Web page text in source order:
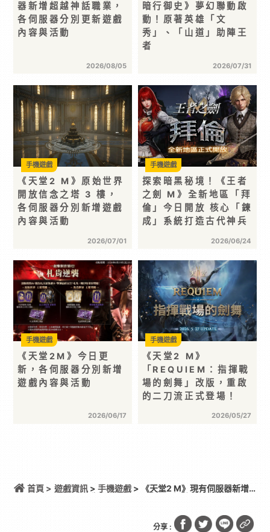
器新增超越神話職業，
各伺服器分別更新遊戲
內容與活動
2026/08/05
暗行御史》夢幻聯動啟
動！原著英雄「文
秀」、「山道」助陣王
者
2026/07/31
《天堂2 M》原始世界
開放信念之塔 3 樓，
各伺服器分別新增遊戲
內容與活動
2026/07/01
手機遊戲
探索暗黑秘境！《王者
之劍 M》全新地區「拜
倫」今日開放 核心「鍊
成」系統打造古代神兵
2026/06/24
手機遊戲
《天堂2M》今日更
新，各伺服器分別新增
遊戲內容與活動
2026/06/17
手機遊戲
《天堂2 M》
「REQUIEM：指揮戰
場的劍舞」改版，重啟
的二刀流正式登場！
2026/05/27
手機遊戲
首頁 > 遊戲資訊> 手機遊戲> 《天堂2 M》現有伺服器新增
分享 :